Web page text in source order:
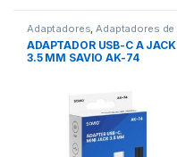
Adaptadores,Adaptadores de
Audio,Conectividad
ADAPTADOR USB-C A JACK
3.5 MM SAVIO AK-74